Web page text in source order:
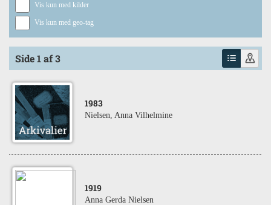
Vis kun med kilder
Vis kun med geo-tag
Side 1 af 3
1983
Nielsen, Anna Vilhelmine
1919
Anna Gerda Nielsen